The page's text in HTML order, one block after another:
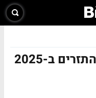
ג'נריישן מעלה תחזית - התזרים ב-2025